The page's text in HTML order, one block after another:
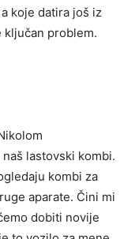
koje datira još iz
ključan problem.
lastovski kombi.
kombi za
aparate. Čini mi
dobiti novije